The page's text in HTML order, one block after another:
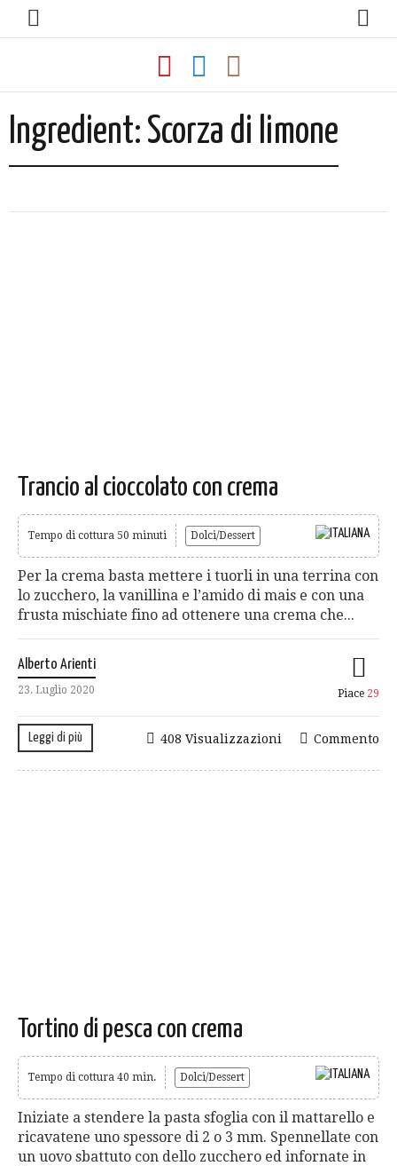
Ingredient: Scorza di limone
Trancio al cioccolato con crema
Tempo di cottura 50 minuti Dolci/Dessert
Per la crema basta mettere i tuorli in una terrina con
lo zucchero, la vanillina e l’amido di mais e con una
frusta mischiate fino ad ottenere una crema che...
Alberto Arienti
23. Luglio 2020 Piace 29
Leggi di più Commento
408 Visualizzazioni
Tortino di pesca con crema
Tempo di cottura 40 min. Dolci/Dessert
Iniziate a stendere la pasta sfoglia con il mattarello e
ricavatene uno spessore di 2 o 3 mm. Spennellate con
un uovo sbattuto con dello zucchero ed infornate in